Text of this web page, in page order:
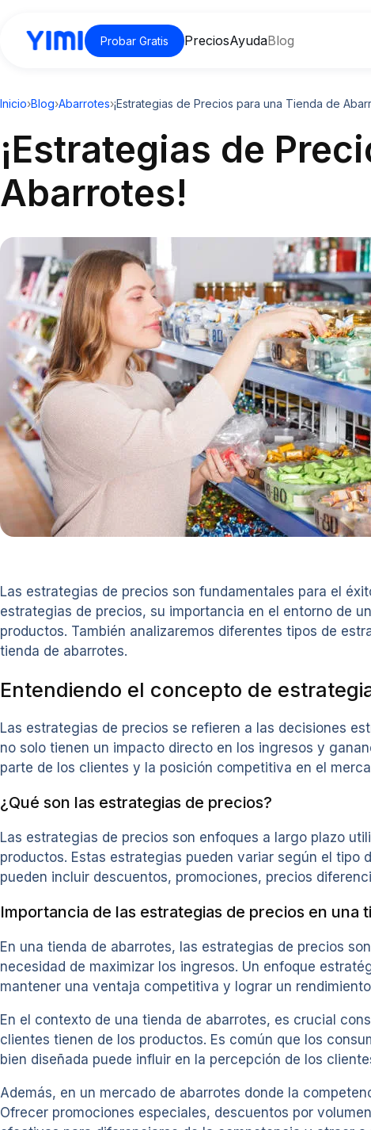
Probar Gratis PreciosAyudaBlog
Inicio›Blog›Abarrotes›¡Estrategias de Precios para una Tienda de
¡Estrategias de
Abarrotes!
Las estrategias de precios son fundamentales para el
estrategias de precios, su importancia en el entorno de
productos. También analizaremos diferentes tipos de
tienda de abarrotes.
Entendiendo el concepto de
Las estrategias de precios se refieren a las decisiones
no solo tienen un impacto directo en los ingresos y
parte de los clientes y la posición competitiva en el
¿Qué son las estrategias de precios?
Las estrategias de precios son enfoques a largo plazo
productos. Estas estrategias pueden variar según el
pueden incluir descuentos, promociones, precios
Importancia de las estrategias de precios en una
En una tienda de abarrotes, las estrategias de precios
necesidad de maximizar los ingresos. Un enfoque
mantener una ventaja competitiva y lograr un
En el contexto de una tienda de abarrotes, es crucial
clientes tienen de los productos. Es común que los
bien diseñada puede influir en la percepción de los
Además, en un mercado de abarrotes donde la
Ofrecer promociones especiales, descuentos por